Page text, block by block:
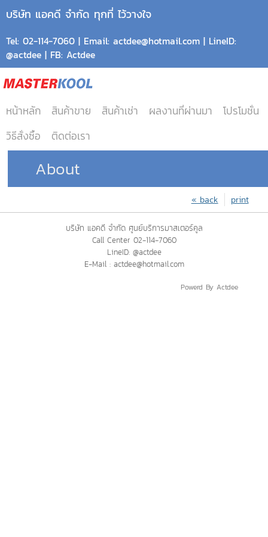
บริษัท แอคดี จำกัด ทุกที่ ไว้วางใจ
Tel: 02-114-7060 | Email: actdee@hotmail.com | LineID:
@actdee | FB: Actdee
หน้าหลัก สินค้าขาย สินค้าเช่า ผลงานที่ผ่านมา
โปรโมชั่น
วิธีสั่งซื้อ
ติดต่อเรา
About
print
« back
บริษัท แอคดี จำกัด ศูนย์บริการมาสเตอร์คูล
Call Center 02-114-7060
LineID: @actdee
E-Mail : actdee@hotmail.com
Powerd By Actdee